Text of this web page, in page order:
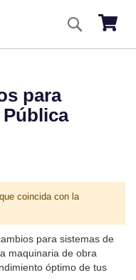
Mi
Buscar
para
coincida con la
para sistemas de
maquinaria de obra
óptimo de tus